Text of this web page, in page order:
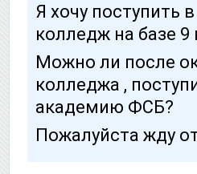
Я хочу поступить
колледж на базе 9
Можно ли после
колледжа ,
академию ФСБ?
Пожалуйста жду